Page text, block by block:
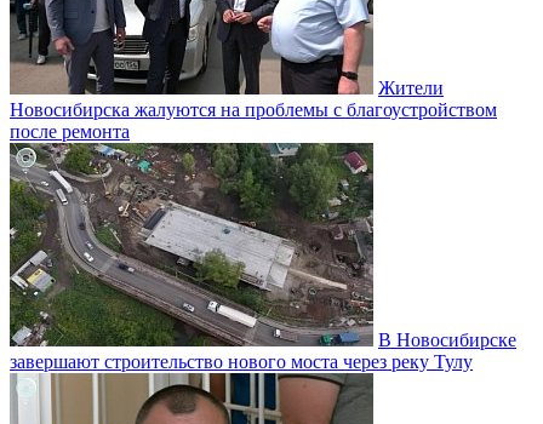
Жители
Новосибирска жалуются на проблемы с благоустройством
после ремонта
В Новосибирске
завершают строительство нового моста через реку Тулу